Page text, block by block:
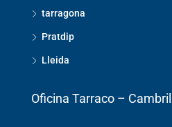
tarragona
Pratdip
Lleida
Oficina Tarraco –